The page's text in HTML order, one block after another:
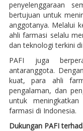
penyelenggaraan
bertujuan untuk
anggotanya. Melalui
ahli farmasi selalu
dan teknologi terkini
PAFI juga
antaranggota.
kuat, para ahli
pengalaman, dan
untuk
farmasi di Indonesia.
Dukungan PAFI